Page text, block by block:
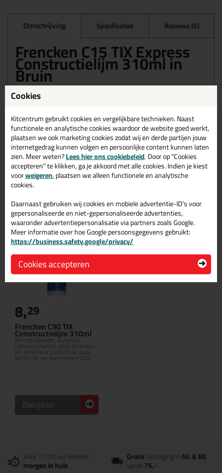
Omschrijving Specificaties Reviews (6)
Frencken C15 TIX Express
Constructielijm 310ml in
Bruin
Bestel de Frencken C15 TIX Express Constructielijm 310ml in
Bruin vandaag nog! Vandaag besteld = morgen in huis.
Wil je meer weten over de toepassing en kenmerken van dit
product?Lees alles over dit product >
Gerelateerde producten
Frencken C90 TIX
Constructielijm 310ml
Een bruisende, vullende
constructielijm voor interieur-
en exterieur | Geschikt voor
verticale verwerkingen (D4)
8,29
Bekijken
Voor 21:00 uur besteld
morgen in huis
Gratisbezorging inNL & BE
vanaf75,-
Cookies
Kitcentrum gebruikt cookies en vergelijkbare technieken. Naast
functionele en analytische cookies waardoor de website goed werkt,
plaatsen we ook marketing cookies zodat wij en derde partijen jouw
internetgedrag kunnen volgen en persoonlijke content kunnen laten
zien. Meer weten?Lees hier ons cookiebeleid. Door op "Cookies
accepteren" te klikken, ga je akkoord met alle cookies. Indien je kiest
voorweigeren, plaatsen we alleen functionele en analytische
cookies.
Daarnaast gebruiken wij cookies en mobiele advertentie-ID’s voor
gepersonaliseerde en niet-gepersonaliseerde advertenties,
waaronder advertentiepersonalisatie via partners zoals Google.
Meer informatie over hoe Google persoonsgegevens gebruikt:
https://business.safety.google/privacy/
Cookies accepteren